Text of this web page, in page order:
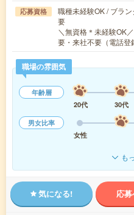
応募資格
職種未経験OK / ブラ
要
＼無資格＊未経験OK
要・来社不要（電話
職場の雰囲気
年齢層
20代
30代
男女比率
女性
も
気になる! 応